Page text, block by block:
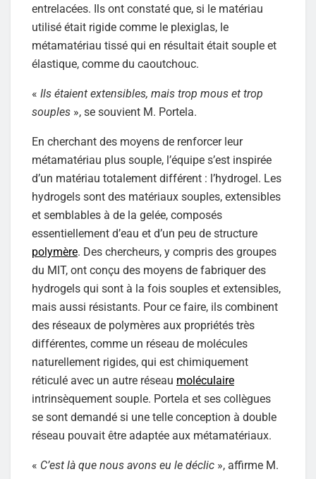
entrelacées. Ils ont constaté que, si le matériau
utilisé était rigide comme le plexiglas, le
métamatériau tissé qui en résultait était souple et
élastique, comme du caoutchouc.
« Ils étaient extensibles, mais trop mous et trop
souples », se souvient M. Portela.
En cherchant des moyens de renforcer leur
métamatériau plus souple, l’équipe s’est inspirée
d’un matériau totalement différent : l’hydrogel. Les
hydrogels sont des matériaux souples, extensibles
et semblables à de la gelée, composés
essentiellement d’eau et d’un peu de structure
polymère. Des chercheurs, y compris des groupes
du MIT, ont conçu des moyens de fabriquer des
hydrogels qui sont à la fois souples et extensibles,
mais aussi résistants. Pour ce faire, ils combinent
des réseaux de polymères aux propriétés très
différentes, comme un réseau de molécules
naturellement rigides, qui est chimiquement
réticulé avec un autre réseau moléculaire
intrinsèquement souple. Portela et ses collègues
se sont demandé si une telle conception à double
réseau pouvait être adaptée aux métamatériaux.
« C’est là que nous avons eu le déclic », affirme M.